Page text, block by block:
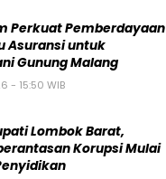
Perkuat Pemberdayaan
Asuransi untuk
Gunung Malang
- 15:50 WIB
Lombok Barat,
Korupsi Mulai